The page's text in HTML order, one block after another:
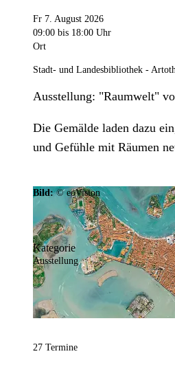
Fr 7. August 2026
09:00 bis 18:00 Uhr
Ort
Stadt- und Landesbibliothek -
Ausstellung: "Raumwelt"
Die Gemälde laden dazu
und Gefühle mit Räumen
Bild:© eoVision
Kategorie
Ausstellung
27 Termine